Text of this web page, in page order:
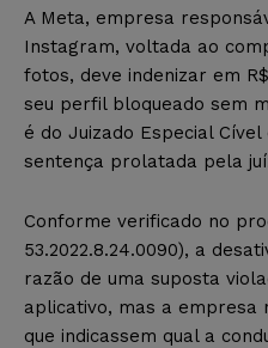
A Meta, empresa
Instagram, voltada ao
fotos, deve indenizar em
seu perfil bloqueado sem
é do Juizado Especial
sentença prolatada pela
Conforme verificado no
53.2022.8.24.0090), a
razão de uma suposta
aplicativo, mas a empresa
que indicassem qual a